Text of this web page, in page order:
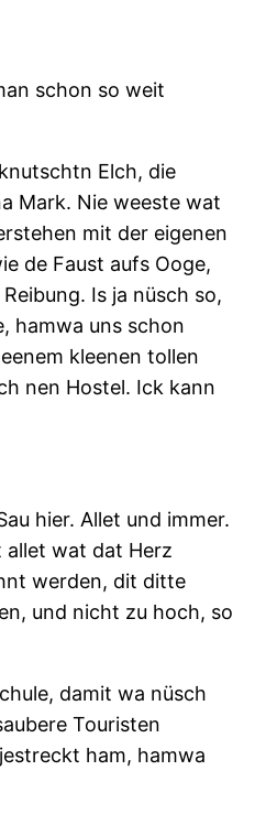
schon so weit
Elch, die
Mark. Nie weeste wat
mit der eigenen
de Faust aufs Ooge,
Is ja nüsch so,
hamwa uns schon
kleenen tollen
nen Hostel. Ick kann
hier. Allet und immer.
allet wat dat Herz
werden, dit ditte
und nicht zu hoch, so
damit wa nüsch
Touristen
ham, hamwa